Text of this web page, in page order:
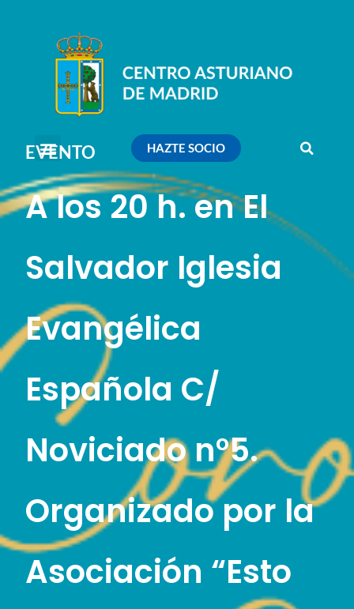
HAZTE SOCIO
EVENTO
A los 20 h. en El
Salvador Iglesia
Evangélica
Española C/
Noviciado n°5.
Organizado por la
Asociación “Esto